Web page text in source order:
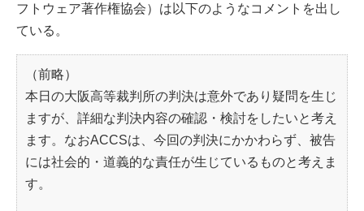
フトウェア著作権協会）は以下のようなコメントを出し
ている。
（前略）
本日の大阪高等裁判所の判決は意外であり疑問を生じ
ますが、詳細な判決内容の確認・検討をしたいと考え
ます。なおACCSは、今回の判決にかかわらず、被告
には社会的・道義的な責任が生じているものと考えま
す。